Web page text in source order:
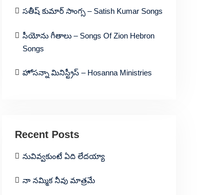
సతీష్ కుమార్ సాంగ్స – Satish Kumar Songs
సీయోను గీతాలు – Songs Of Zion Hebron
Songs
హోసన్నా మినిస్ట్రీస్ – Hosanna Ministries
Recent Posts
నువివ్వకుంటే ఏది లేదయ్యా
నా నమ్మిక నీవు మాత్రమే